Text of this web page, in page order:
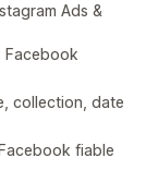
Ads &
Facebook
collection, date
fiable